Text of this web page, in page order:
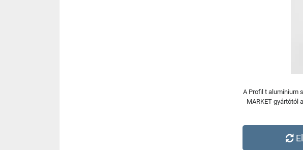
A Profil t alumínium
MARKET gyártótól